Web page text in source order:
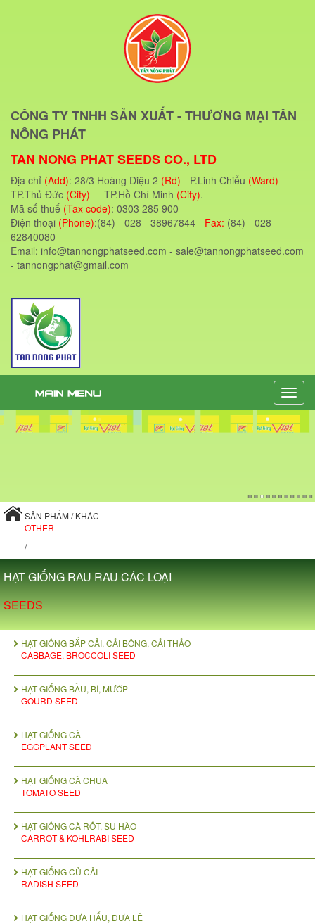
CÔNG TY TNHH SẢN XUẤT - THƯƠNG MẠI TÂN
NÔNG PHÁT
TAN NONG PHAT SEEDS CO., LTD
Địa chỉ (Add): 28/3 Hoàng Diệu 2 (Rd) - P.Linh Chiểu (Ward) –
TP.Thủ Đức (City) – TP.Hồ Chí Minh (City).
Mã số thuế (Tax code): 0303 285 900
Điện thoại (Phone):(84) - 028 - 38967844 - Fax: (84) - 028 -
62840080
Email: info@tannongphatseed.com - sale@tannongphatseed.com
- tannongphat@gmail.com
Toggle
SẢN PHẨM / KHÁC
OTHER
/
HẠT GIỐNG RAU RAU CÁC LOẠI
SEEDS
HẠT GIỐNG BẮP CẢI, CẢI BÔNG, CẢI THẢO
CABBAGE, BROCCOLI SEED
HẠT GIỐNG BẦU, BÍ, MƯỚP
GOURD SEED
HẠT GIỐNG CÀ
EGGPLANT SEED
HẠT GIỐNG CÀ CHUA
TOMATO SEED
HẠT GIỐNG CÀ RỐT, SU HÀO
CARROT & KOHLRABI SEED
HẠT GIỐNG CỦ CẢI
RADISH SEED
HẠT GIỐNG DƯA HẤU, DƯA LÊ